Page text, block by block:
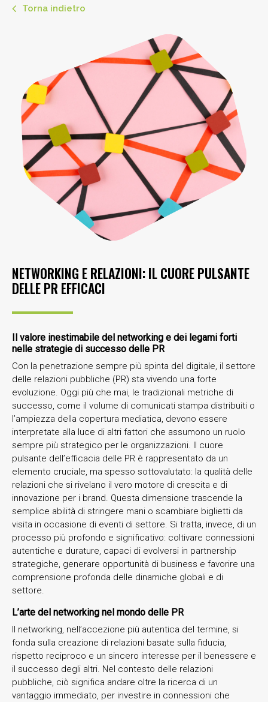
Torna indietro
NETWORKING E RELAZIONI: IL CUORE PULSANTE
DELLE PR EFFICACI
Il valore inestimabile del networking e dei legami forti
nelle strategie di successo delle PR
Con la penetrazione sempre più spinta del digitale, il settore
delle relazioni pubbliche (PR) sta vivendo una forte
evoluzione. Oggi più che mai, le tradizionali metriche di
successo, come il volume di comunicati stampa distribuiti o
l’ampiezza della copertura mediatica, devono essere
interpretate alla luce di altri fattori che assumono un ruolo
sempre più strategico per le organizzazioni. Il cuore
pulsante dell’efficacia delle PR è rappresentato da un
elemento cruciale, ma spesso sottovalutato: la qualità delle
relazioni che si rivelano il vero motore di crescita e di
innovazione per i brand. Questa dimensione trascende la
semplice abilità di stringere mani o scambiare biglietti da
visita in occasione di eventi di settore. Si tratta, invece, di un
processo più profondo e significativo: coltivare connessioni
autentiche e durature, capaci di evolversi in partnership
strategiche, generare opportunità di business e favorire una
comprensione profonda delle dinamiche globali e di
settore.
L’arte del networking nel mondo delle PR
Il networking, nell’accezione più autentica del termine, si
fonda sulla creazione di relazioni basate sulla fiducia,
rispetto reciproco e un sincero interesse per il benessere e
il successo degli altri. Nel contesto delle relazioni
pubbliche, ciò significa andare oltre la ricerca di un
vantaggio immediato, per investire in connessioni che